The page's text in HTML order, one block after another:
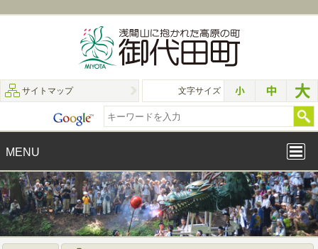
サイトマップ 文字サイズ
MENU